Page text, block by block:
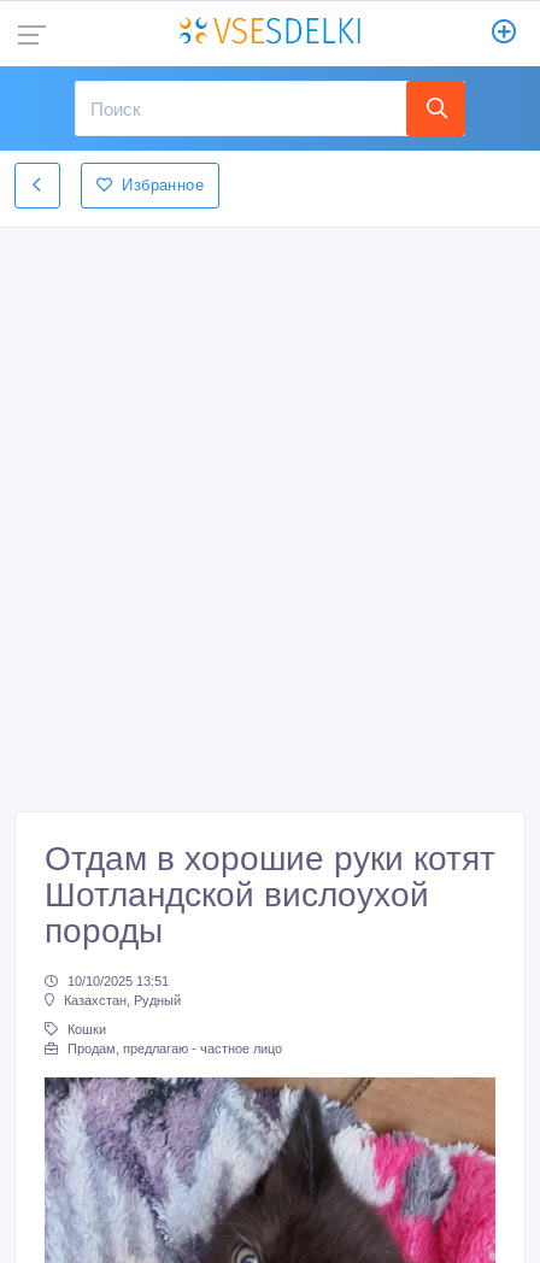
Избранное
Отдам в хорошие руки котят
Шотландской вислоухой
породы
10/10/2025 13:51
Казахстан, Рудный
Кошки
Продам, предлагаю - частное лицо